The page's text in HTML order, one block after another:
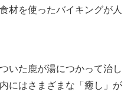
材を使ったバイキングが人
いた鹿が湯につかって治し
にはさまざまな「癒し」が